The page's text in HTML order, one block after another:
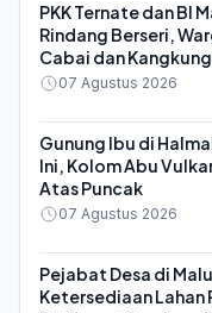
PKK Ternate dan BI
Rindang Berseri,
Cabai dan
07 Agustus 2026
Gunung Ibu di
Ini, Kolom Abu
Atas Puncak
07 Agustus 2026
Pejabat Desa di
Ketersediaan Lahan